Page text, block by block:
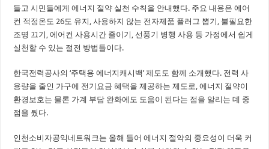
들고 시민들에게 에너지 절약 실천 수칙을 안내했다. 주요 내용은 에어
컨 적정온도 26도 유지, 사용하지 않는 전자제품 플러그 뽑기, 불필요한
조명 끄기, 에어컨 사용시간 줄이기, 선풍기 병행 사용 등 가정에서 쉽게
실천할 수 있는 절전 방법들이다.
한국전력공사의 ‘주택용 에너지캐시백’ 제도도 함께 소개했다. 전력 사
용량을 줄인 가구에 전기요금 혜택을 제공하는 제도로, 에너지 절약이
환경보호는 물론 가계 부담 완화에도 도움이 된다는 점을 알리는 데 중
점을 뒀다.
인천소비자공익네트워크는 올해 들어 에너지 절약의 중요성이 더욱 커